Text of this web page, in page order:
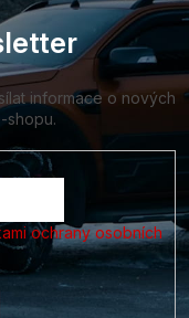
informace o nových
shopu.
ochrany osobních